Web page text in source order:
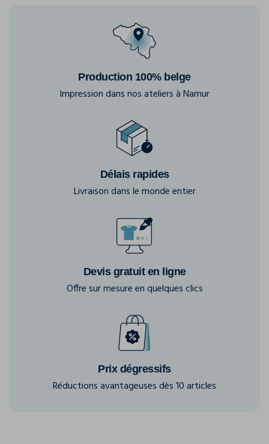
Production 100% belge
Impression dans nos ateliers à Namur
Délais rapides
Livraison dans le monde entier
Devis gratuit en ligne
Offre sur mesure en quelques clics
Prix dégressifs
Réductions avantageuses dès 10 articles